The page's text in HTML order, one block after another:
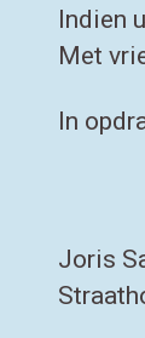
Indien
Met
In
Joris